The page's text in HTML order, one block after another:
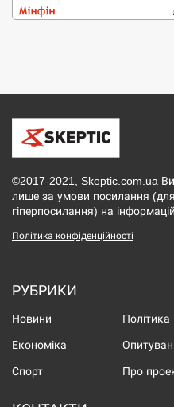
©2017-2021, Skeptic.com.ua
лише за умови посилання
гіперпосилання) на
Політика конфіденційності
РУБРИКИ
Новини Політика
Економіка
Спорт Про